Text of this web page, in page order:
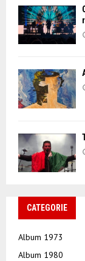
CATEGORIE
Album 1973
Album 1980